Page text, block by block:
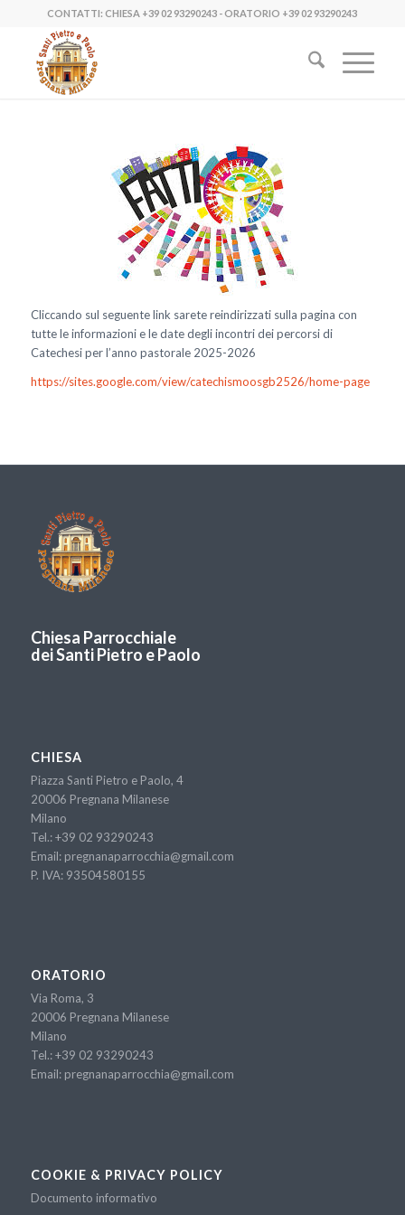
CONTATTI: CHIESA +39 02 93290243 - ORATORIO +39 02 93290243
Cliccando sul seguente link sarete reindirizzati sulla pagina con
tutte le informazioni e le date degli incontri dei percorsi di
Catechesi per l’anno pastorale 2025-2026
https://sites.google.com/view/catechismoosgb2526/home-page
Chiesa Parrocchiale
dei Santi Pietro e Paolo
CHIESA
Piazza Santi Pietro e Paolo, 4
20006 Pregnana Milanese
Milano
Tel.:+39 02 93290243
Email: pregnanaparrocchia@gmail.com
P. IVA: 93504580155
ORATORIO
Via Roma, 3
20006 Pregnana Milanese
Milano
Tel.:+39 02 93290243
Email: pregnanaparrocchia@gmail.com
COOKIE & PRIVACY POLICY
Documento informativo